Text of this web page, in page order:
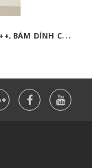
K
EM NỀN CHỐNG TIA UV CỰC MẠNH SPF50+ PA++++, BÁM DÍNH CAO, KHÔNG VÓN CỤC, DƯỠNG ẨM VÀ DƯỠNG TRẮNG DA HOÀN HẢO NO.23 (MÀU BEIGE) - ATOMY BB ABSOLUTE 23 - 애터미 앱솔루트 BB - АТОМИ АБСОЛЮТ BB №23